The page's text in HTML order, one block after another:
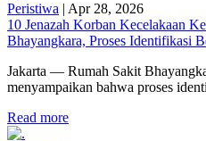
Peristiwa | Apr 28, 2026
10 Jenazah Korban Kecelakaan
Bhayangkara, Proses Identifikasi
Jakarta — Rumah Sakit
menyampaikan bahwa proses
Read more